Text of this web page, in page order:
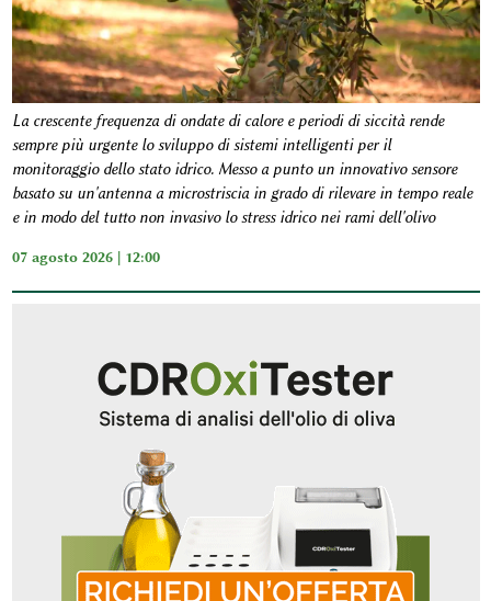
La crescente frequenza di ondate di calore e periodi di siccità rende
sempre più urgente lo sviluppo di sistemi intelligenti per il
monitoraggio dello stato idrico. Messo a punto un innovativo sensore
basato su un'antenna a microstriscia in grado di rilevare in tempo reale
e in modo del tutto non invasivo lo stress idrico nei rami dell'olivo
07 agosto 2026 | 12:00